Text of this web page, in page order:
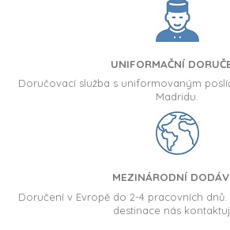
UNIFORMAČNÍ
Doručovací služba s uniformovaným
Madridu.
MEZINÁRODNÍ
Doručení v Evropě do 2-4 pracovních
destinace nás